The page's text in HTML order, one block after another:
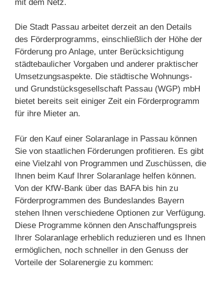
mit dem Netz.
Die Stadt Passau arbeitet derzeit an den Details
des Förderprogramms, einschließlich der Höhe der
Förderung pro Anlage, unter Berücksichtigung
städtebaulicher Vorgaben und anderer praktischer
Umsetzungsaspekte. Die städtische Wohnungs-
und Grundstücksgesellschaft Passau (WGP) mbH
bietet bereits seit einiger Zeit ein Förderprogramm
für ihre Mieter an.
Für den Kauf einer Solaranlage in Passau können
Sie von staatlichen Förderungen profitieren. Es gibt
eine Vielzahl von Programmen und Zuschüssen, die
Ihnen beim Kauf Ihrer Solaranlage helfen können.
Von der KfW-Bank über das BAFA bis hin zu
Förderprogrammen des Bundeslandes Bayern
stehen Ihnen verschiedene Optionen zur Verfügung.
Diese Programme können den Anschaffungspreis
Ihrer Solaranlage erheblich reduzieren und es Ihnen
ermöglichen, noch schneller in den Genuss der
Vorteile der Solarenergie zu kommen: